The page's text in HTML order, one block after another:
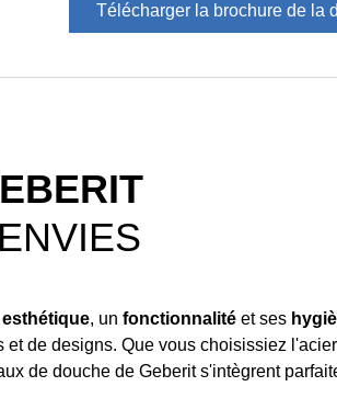
Télécharger la brochure de la
esthétique, un fonctionnalité et ses
de designs. Que vous choisissiez
de douche de Geberit s'intègrent